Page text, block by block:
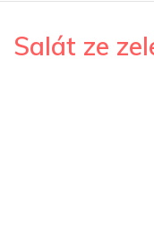
Salát ze